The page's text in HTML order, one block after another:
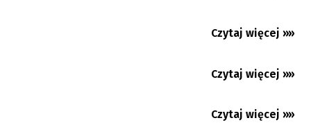
03.08.2026
Czytaj więcej »»
28.07.2026
Czytaj więcej »»
27.07.2026
Czytaj więcej »»